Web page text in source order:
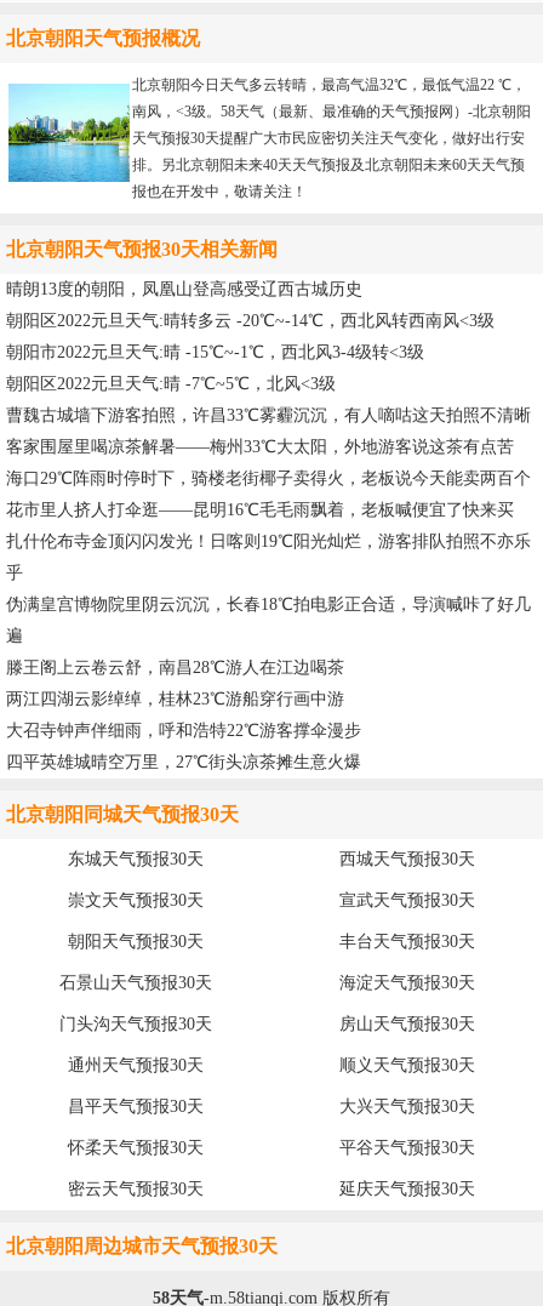
北京朝阳天气预报概况
北京朝阳今日天气多云转晴，最高气温32℃，最低气温22 ℃，
南风，<3级。58天气（最新、最准确的天气预报网）-北京朝阳
天气预报30天提醒广大市民应密切关注天气变化，做好出行安
排。另北京朝阳未来40天天气预报及北京朝阳未来60天天气预
报也在开发中，敬请关注！
北京朝阳天气预报30天相关新闻
晴朗13度的朝阳，凤凰山登高感受辽西古城历史
朝阳区2022元旦天气:晴转多云 -20℃~-14℃，西北风转西南风<3级
朝阳市2022元旦天气:晴 -15℃~-1℃，西北风3-4级转<3级
朝阳区2022元旦天气:晴 -7℃~5℃，北风<3级
曹魏古城墙下游客拍照，许昌33℃雾霾沉沉，有人嘀咕这天拍照不清晰
客家围屋里喝凉茶解暑——梅州33℃大太阳，外地游客说这茶有点苦
海口29℃阵雨时停时下，骑楼老街椰子卖得火，老板说今天能卖两百个
花市里人挤人打伞逛——昆明16℃毛毛雨飘着，老板喊便宜了快来买
扎什伦布寺金顶闪闪发光！日喀则19℃阳光灿烂，游客排队拍照不亦乐
乎
伪满皇宫博物院里阴云沉沉，长春18℃拍电影正合适，导演喊咔了好几
遍
滕王阁上云卷云舒，南昌28℃游人在江边喝茶
两江四湖云影绰绰，桂林23℃游船穿行画中游
大召寺钟声伴细雨，呼和浩特22℃游客撑伞漫步
四平英雄城晴空万里，27℃街头凉茶摊生意火爆
北京朝阳同城天气预报30天
东城天气预报30天 西城天气预报30天
崇文天气预报30天 宣武天气预报30天
朝阳天气预报30天 丰台天气预报30天
石景山天气预报30天 海淀天气预报30天
门头沟天气预报30天 房山天气预报30天
通州天气预报30天 顺义天气预报30天
昌平天气预报30天 大兴天气预报30天
怀柔天气预报30天 平谷天气预报30天
密云天气预报30天 延庆天气预报30天
北京朝阳周边城市天气预报30天
58天气-m.58tianqi.com 版权所有